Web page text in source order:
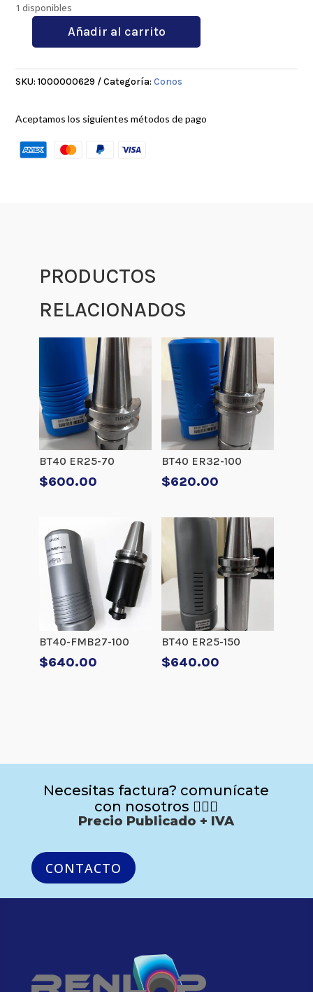
1 disponibles
150
cantidad
Añadir al carrito
SKU:1000000629 Categoría:Conos
Aceptamos los siguientes métodos de pago
PRODUCTOS
RELACIONADOS
BT40 ER25-70
$600.00
BT40 ER32-100
$620.00
BT40-FMB27-100
$640.00
BT40 ER25-150
$640.00
Necesitas factura? comunícate
con nosotros 🙋🏻‍♂️
Precio Publicado + IVA
CONTACTO